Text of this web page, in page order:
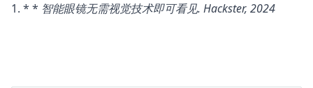
1. * * 智能眼镜无需视觉技术即可看见. Hackster, 2024